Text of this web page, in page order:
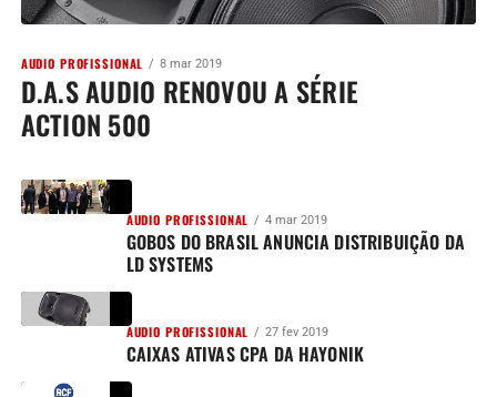
AUDIO PROFISSIONAL 8 mar 2019
D.A.S AUDIO RENOVOU A SÉRIE
ACTION 500
AUDIO PROFISSIONAL 4 mar 2019
GOBOS DO BRASIL ANUNCIA DISTRIBUIÇÃO DA
LD SYSTEMS
AUDIO PROFISSIONAL 27 fev 2019
CAIXAS ATIVAS CPA DA HAYONIK